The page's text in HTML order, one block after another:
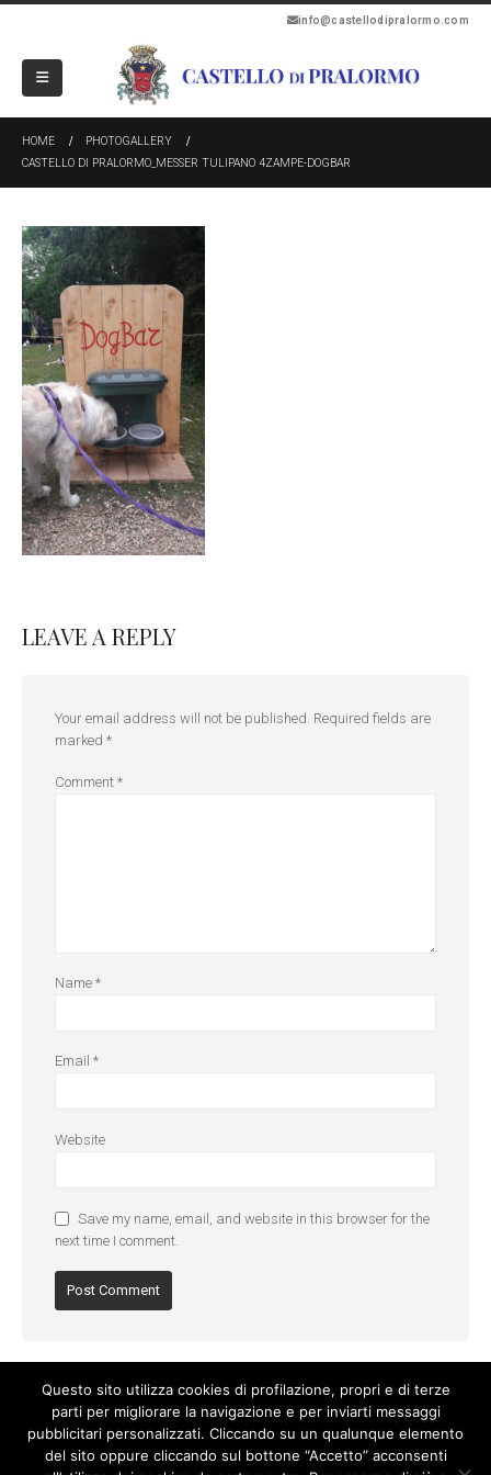
info@castellodipralormo.com
HOME
PHOTOGALLERY
CASTELLO DI PRALORMO_MESSER TULIPANO 4ZAMPE-DOGBAR
LEAVE A REPLY
Your email address will not be published. Required fields are
marked *
Comment *
Name *
Email *
Website
Save my name, email, and website in this browser for the
next time I comment.
Questo sito utilizza cookies di profilazione, propri e di terze
parti per migliorare la navigazione e per inviarti messaggi
pubblicitari personalizzati. Cliccando su un qualunque elemento
del sito oppure cliccando sul bottone “Accetto” acconsenti